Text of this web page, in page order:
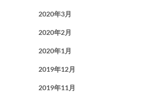
2020年3月
2020年2月
2020年1月
2019年12月
2019年11月